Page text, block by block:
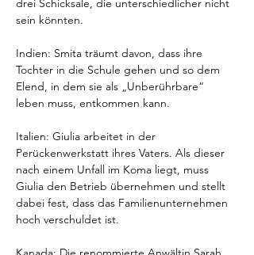
drei Schicksale, die unterschiedlicher nicht
sein könnten.
Indien: Smita träumt davon, dass ihre
Tochter in die Schule gehen und so dem
Elend, in dem sie als „Unberührbare“
leben muss, entkommen kann.
Italien: Giulia arbeitet in der
Perückenwerkstatt ihres Vaters. Als dieser
nach einem Unfall im Koma liegt, muss
Giulia den Betrieb übernehmen und stellt
dabei fest, dass das Familienunternehmen
hoch verschuldet ist.